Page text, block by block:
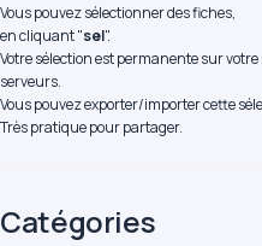
Vous pouvez sélectionner des fiches,
en cliquant "sel".
Votre sélection est permanente sur
serveurs.
Vous pouvez exporter/importer cette
Très pratique pour partager.
Catégories